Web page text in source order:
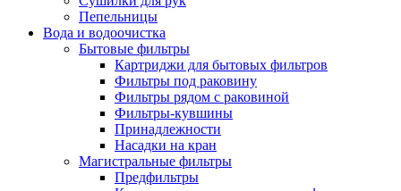
Пепельницы
Вода и водоочистка
Бытовые фильтры
Картриджи для бытовых фильтров
Фильтры под раковину
Фильтры рядом с раковиной
Фильтры-кувшины
Принадлежности
Насадки на кран
Магистральные фильтры
Предфильтры